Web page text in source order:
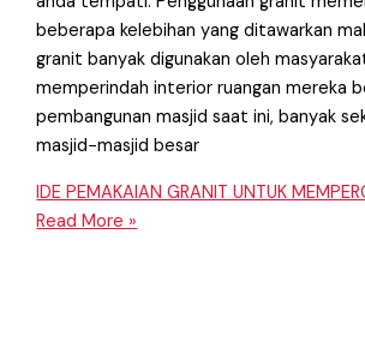
beberapa kelebihan yang ditawarkan
granit banyak digunakan oleh
memperindah interior ruangan mereka
pembangunan masjid saat ini, banyak
masjid−masjid besar
IDE PEMAKAIAN GRANIT UNTUK
Read More »